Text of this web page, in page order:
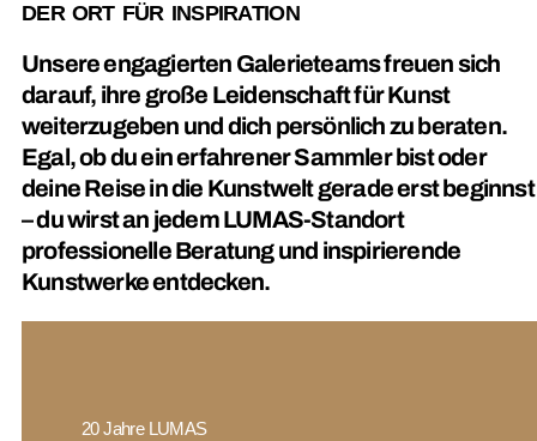
DER ORT FÜR INSPIRATION
Unsere engagierten Galerieteams freuen sich
darauf, ihre große Leidenschaft für Kunst
weiterzugeben und dich persönlich zu beraten.
Egal, ob du ein erfahrener Sammler bist oder
deine Reise in die Kunstwelt gerade erst beginnst
– du wirst an jedem LUMAS-Standort
professionelle Beratung und inspirierende
Kunstwerke entdecken.
20 Jahre LUMAS